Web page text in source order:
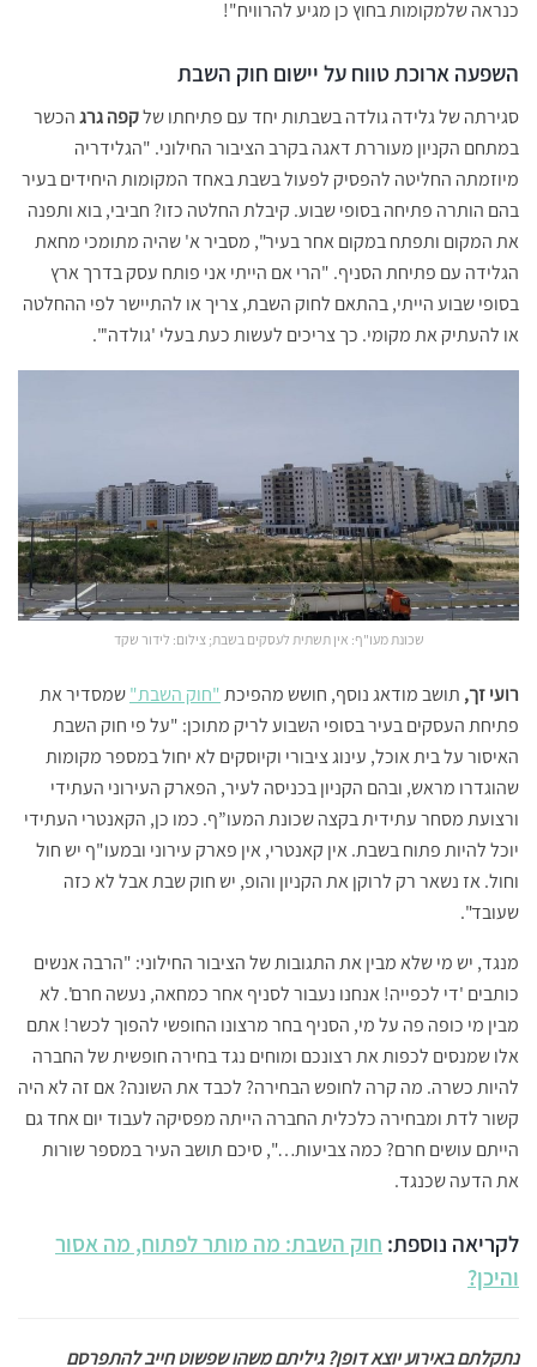
כנראה שלמקומות בחוץ כן מגיע להרוויח"!
השפעה ארוכת טווח על יישום חוק השבת
סגירתה של גלידה גולדה בשבתות יחד עם פתיחתו שלקפה גרגהכשר
במתחם הקניון מעוררת דאגה בקרב הציבור החילוני. "הגלידריה
מיוזמתה החליטה להפסיק לפעול בשבת באחד המקומות היחידים בעיר
בהם הותרה פתיחה בסופי שבוע. קיבלת החלטה כזו? חביבי, בוא ותפנה
את המקום ותפתח במקום אחר בעיר", מסביר א' שהיה מתומכי מחאת
הגלידה עם פתיחת הסניף. "הרי אם הייתי אני פותח עסק בדרך ארץ
בסופי שבוע הייתי, בהתאם לחוק השבת, צריך או להתיישר לפי ההחלטה
או להעתיק את מקומי. כך צריכים לעשות כעת בעלי 'גולדה'".
שכונת מעו"ף: אין תשתית לעסקים בשבת; צילום: לידור שקד
רועי זך, תושב מודאג נוסף, חושש מהפיכת"חוק השבת"שמסדיר את
פתיחת העסקים בעיר בסופי השבוע לריק מתוכן: "על פי חוק השבת
האיסור על בית אוכל, עינוג ציבורי וקיוסקים לא יחול במספר מקומות
שהוגדרו מראש, ובהם הקניון בכניסה לעיר, הפארק העירוני העתידי
ורצועת מסחר עתידית בקצה שכונת המעו”ף. כמו כן, הקאנטרי העתידי
יוכל להיות פתוח בשבת. אין קאנטרי, אין פארק עירוני ובמעו"ף יש חול
וחול. אז נשאר רק לרוקן את הקניון והופ, יש חוק שבת אבל לא כזה
שעובד".
מנגד, יש מי שלא מבין את התגובות של הציבור החילוני: "הרבה אנשים
כותבים 'די לכפייה! אנחנו נעבור לסניף אחר כמחאה, נעשה חרם'. לא
מבין מי כופה פה על מי, הסניף בחר מרצונו החופשי להפוך לכשר! אתם
אלו שמנסים לכפות את רצונכם ומוחים נגד בחירה חופשית של החברה
להיות כשרה. מה קרה לחופש הבחירה? לכבד את השונה? אם זה לא היה
קשור לדת ומבחירה כלכלית החברה הייתה מפסיקה לעבוד יום אחד גם
הייתם עושים חרם? כמה צביעות…", סיכם תושב העיר במספר שורות
את הדעה שכנגד.
לקריאה נוספת: חוק השבת: מה מותר לפתוח, מה אסור
והיכן?
נתקלתם באירוע יוצא דופן? גיליתם משהו שפשוט חייב להתפרסם